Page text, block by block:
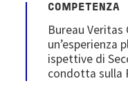
COMPETENZA
Bureau
un’esperienza
ispettive di
condotta sulla